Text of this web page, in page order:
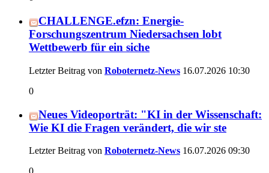
CHALLENGE.efzn: Energie-
Forschungszentrum Niedersachsen lobt
Wettbewerb für ein siche
Letzter Beitrag von Roboternetz-News 16.07.2026 10:30
0
Neues Videoporträt: "KI in der Wissenschaft:
Wie KI die Fragen verändert, die wir ste
Letzter Beitrag von Roboternetz-News 16.07.2026 09:30